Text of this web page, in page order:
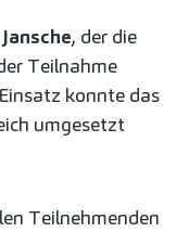
, der die
Teilnahme
konnte das
umgesetzt
Teilnehmenden